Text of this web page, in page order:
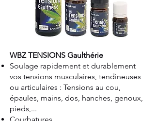
WBZ TENSIONS Gaulthérie
Soulage rapidement et durablement
vos tensions musculaires, tendineuses
ou articulaires : Tensions au cou,
épaules, mains, dos, hanches, genoux,
pieds,...